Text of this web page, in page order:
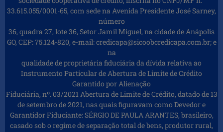
33.615.055/0001-65, com sede na Avenida Presidente José Sarney,
número
36, quadra 27, lote 36, Setor Jamil Miguel, na cidade de Anápolis
GO, CEP: 75.124-820, e-mail: credicapa@sicoobcredicapa.com.br; e
na
qualidade de proprietária fiduciária da dívida relativa ao
Instrumento Particular de Abertura de Limite de Crédito
Garantido por Alienação
Fiduciária, nº. 03/2021 Abertura de Limite de Crédito, datado de 13
de setembro de 2021, nas quais figuravam como Devedor e
Garantidor Fiduciante: SÉRGIO DE PAULA ARANTES, brasileiro,
casado sob o regime de separação total de bens, produtor rural,